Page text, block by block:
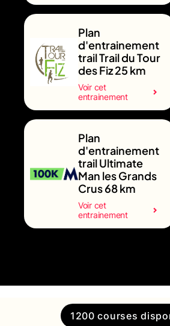
Plan
d'entrainement
trail Trail du Tour
des Fiz 25 km
Voir cet
entrainement
Plan
d'entrainement
trail Ultimate
Man les Grands
Crus 68 km
Voir cet
entrainement
1200 courses